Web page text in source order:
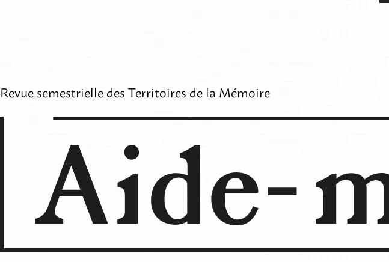
Revue semestrielle desTerritoires de la Mémoire